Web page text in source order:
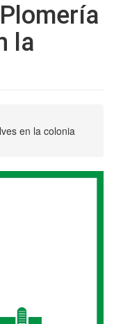
la
en la colonia